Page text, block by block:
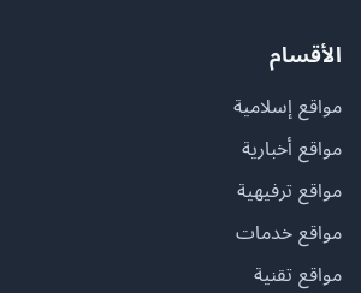
الأقسام
مواقع إسلامية
مواقع أخبارية
مواقع ترفيهية
مواقع خدمات
مواقع تقنية